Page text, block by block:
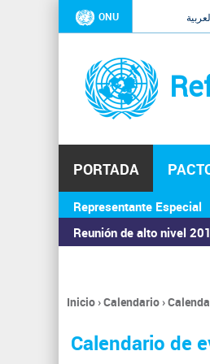
ONU
PORTADA
Representante Especial
Reunión de alto nivel
ASAMBLEA
Se
encuentra
usted
Inicio›Calendario›
Calendario de